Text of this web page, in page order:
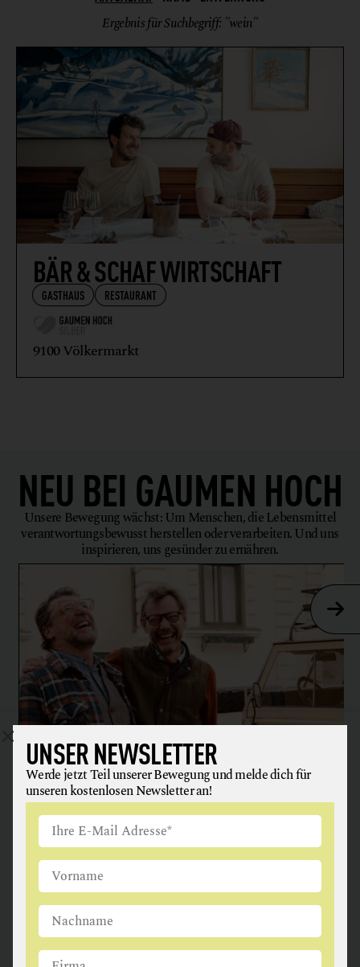
Ergebnis für Suchbegriff: "wein"
BÄR & SCHAF WIRTSCHAFT
GASTHAUS RESTAURANT
9100 Völkermarkt
NEU BEI GAUMEN HOCH
Unsere Bewegung wächst: Um Menschen, die Lebensmittel
verantwortungsbewusst herstellen oder verarbeiten. Und uns
inspirieren, uns gesünder zu ernähren.
ANGUS & ARTHUR
FLEISCH + FLEISCHERZEUGNISSE
2326 Maria Lanzendorf
UNSER NEWSLETTER
Werde jetzt Teil unserer Bewegung und melde dich für
unseren kostenlosen Newsletter an!